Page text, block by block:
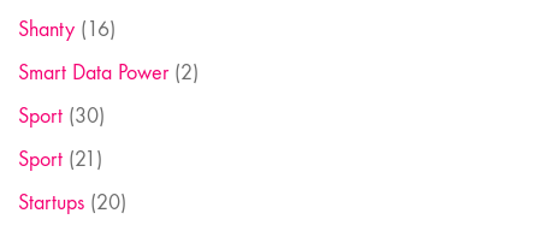
Shanty (16)
Smart Data Power(2)
Sport (30)
Sport (21)
Startups (20)